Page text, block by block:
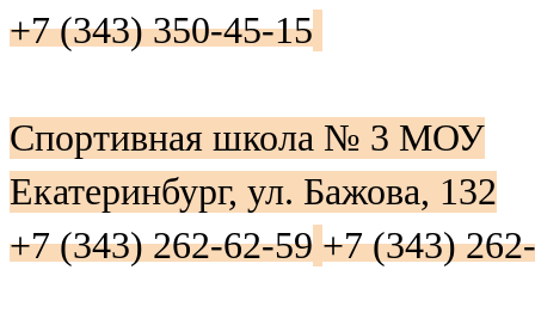
+7 (343) 350-45-15
Спортивная школа № 3 МОУ
Екатеринбург, ул. Бажова, 132
+7 (343) 262-62-59 +7 (343)